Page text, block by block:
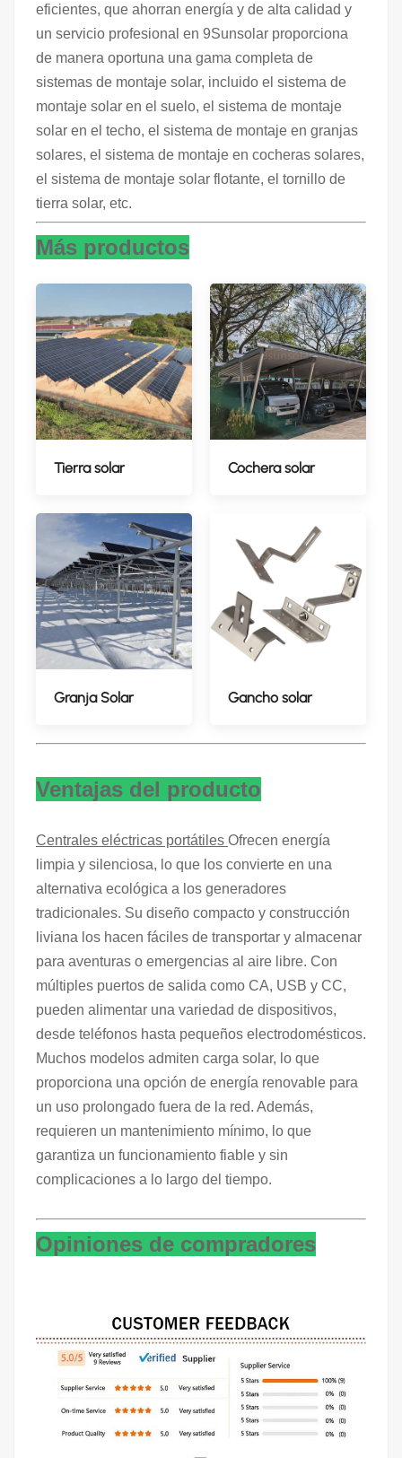
eficientes, que ahorran energía y de alta calidad y
un servicio profesional en 9Sunsolar proporciona
de manera oportuna una gama completa de
sistemas de montaje solar, incluido el sistema de
montaje solar en el suelo, el sistema de montaje
solar en el techo, el sistema de montaje en granjas
solares, el sistema de montaje en cocheras solares,
el sistema de montaje solar flotante, el tornillo de
tierra solar, etc.
Más productos
Tierra solar Cochera solar
Granja Solar Gancho solar
Ventajas del producto
Centrales eléctricas portátiles Ofrecen energía
limpia y silenciosa, lo que los convierte en una
alternativa ecológica a los generadores
tradicionales. Su diseño compacto y construcción
liviana los hacen fáciles de transportar y almacenar
para aventuras o emergencias al aire libre. Con
múltiples puertos de salida como CA, USB y CC,
pueden alimentar una variedad de dispositivos,
desde teléfonos hasta pequeños electrodomésticos.
Muchos modelos admiten carga solar, lo que
proporciona una opción de energía renovable para
un uso prolongado fuera de la red. Además,
requieren un mantenimiento mínimo, lo que
garantiza un funcionamiento fiable y sin
complicaciones a lo largo del tiempo.
Opiniones de compradores